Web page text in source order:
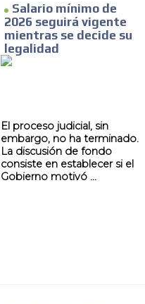
Salario mínimo de
2026 seguirá vigente
mientras se decide su
legalidad
El proceso judicial, sin
embargo, no ha terminado.
La discusión de fondo
consiste en establecer si el
Gobierno motivó ...